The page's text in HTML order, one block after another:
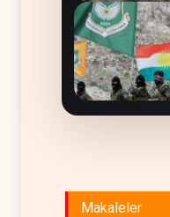
Makaleler